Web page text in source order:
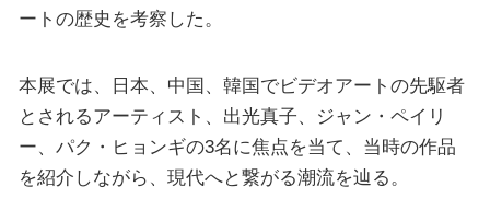
ートの歴史を考察した。
本展では、日本、中国、韓国でビデオアートの先駆者
とされるアーティスト、出光真子、ジャン・ペイリ
ー、パク・ヒョンギの3名に焦点を当て、当時の作品
を紹介しながら、現代へと繋がる潮流を辿る。